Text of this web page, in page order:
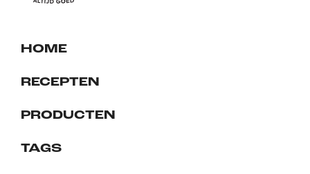
HOME
RECEPTEN
PRODUCTEN
TAGS